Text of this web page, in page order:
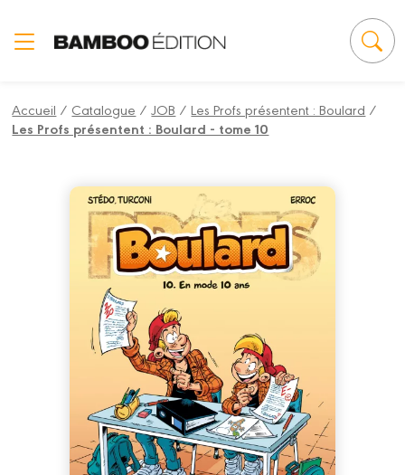
Accueil / Catalogue /JOB /Les Profs présentent : Boulard /
Les Profs présentent : Boulard - tome 10